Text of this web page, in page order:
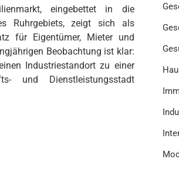
eingebettet in die
Ruhrgebiets, zeigt sich als
für Eigentümer, Mieter und
Beobachtung ist klar:
Industriestandort zu einer
und Dienstleistungsstadt